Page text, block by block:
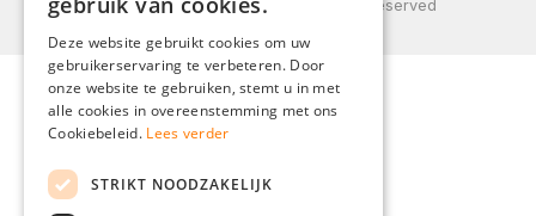
© 2026 Weidinger GmbH, All Rights Reserved
FRENCH
ITALIAN
Deze website gebruikt cookies om uw
gebruikerservaring te verbeteren. Door
onze website te gebruiken, stemt u in met
alle cookies in overeenstemming met ons
Cookiebeleid. Lees verder
STRIKT NOODZAKELIJK